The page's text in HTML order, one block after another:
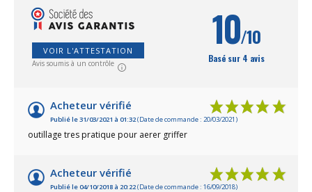
manche en bois de pin des landes (réf.
1167). Excellente fabrication française.
VOIR L'ATTESTATION
Avis soumis à un contrôle
10/10
Basé sur 4 avis
Acheteur vérifié
Publié le 31/03/2021 à 01:32(Date de commande : 20/03/2021)
outillage tres pratique pour aerer griffer
Acheteur vérifié
Publié le 04/10/2018 à 20:22(Date de commande : 16/09/2018)